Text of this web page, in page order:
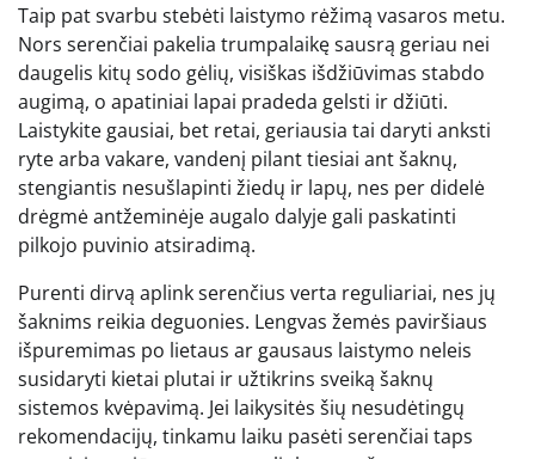
Taip pat svarbu stebėti laistymo rėžimą vasaros metu.
Nors serenčiai pakelia trumpalaikę sausrą geriau nei
daugelis kitų sodo gėlių, visiškas išdžiūvimas stabdo
augimą, o apatiniai lapai pradeda gelsti ir džiūti.
Laistykite gausiai, bet retai, geriausia tai daryti anksti
ryte arba vakare, vandenį pilant tiesiai ant šaknų,
stengiantis nesušlapinti žiedų ir lapų, nes per didelė
drėgmė antžeminėje augalo dalyje gali paskatinti
pilkojo puvinio atsiradimą.
Purenti dirvą aplink serenčius verta reguliariai, nes jų
šaknims reikia deguonies. Lengvas žemės paviršiaus
išpuremimas po lietaus ar gausaus laistymo neleis
susidaryti kietai plutai ir užtikrins sveiką šaknų
sistemos kvėpavimą. Jei laikysitės šių nesudėtingų
rekomendacijų, tinkamu laiku pasėti serenčiai taps